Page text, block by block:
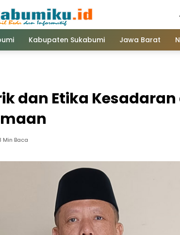
Kabupaten Sukabumi Jawa Barat
dan Etika
Min Baca